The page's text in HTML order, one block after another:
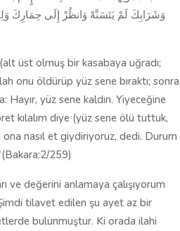
وَشَرَابِكَ لَمْ يَتَسَنَّهْ وَانظُرْ إِلَى حِمَارِكَ
üst olmuş bir kasabaya uğradı;
onu öldürüp yüz sene bıraktı; sonra
yüz sene kaldın. Yiyeceğine
kılalım diye (yüz sene ölü tuttuk,
nasıl et giydiriyoruz, dedi. Durum
259)
ve değerini anlamaya çalışıyorum
tilavet edilen şu ayet az bir
bulunmuştur. Ki orada ilahi